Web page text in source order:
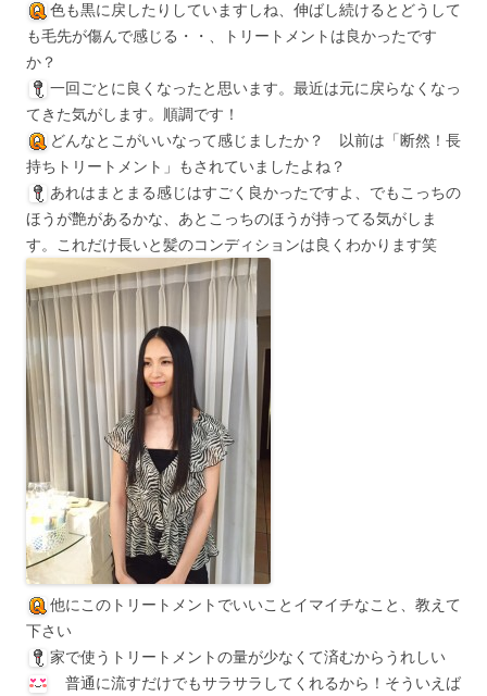
色も黒に戻したりしていますしね、伸ばし続けるとどうして
も毛先が傷んで感じる・・、トリートメントは良かったです
か？
一回ごとに良くなったと思います。最近は元に戻らなくなっ
てきた気がします。順調です！
どんなとこがいいなって感じましたか？ 以前は「断然！長
持ちトリートメント」もされていましたよね？
あれはまとまる感じはすごく良かったですよ、でもこっちの
ほうが艶があるかな、あとこっちのほうが持ってる気がしま
す。これだけ長いと髪のコンディションは良くわかります笑
他にこのトリートメントでいいことイマイチなこと、教えて
下さい
家で使うトリートメントの量が少なくて済むからうれしい
普通に流すだけでもサラサラしてくれるから！そういえば